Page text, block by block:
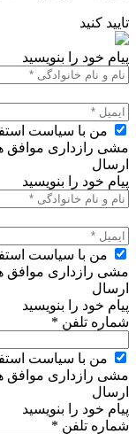
تایید کنید
پیام خود را بنویسید
من با سیاست
مشی رازداری موافق
ارسال
پیام خود را بنویسید
من با سیاست
مشی رازداری موافق
ارسال
پیام خود را بنویسید
شماره تلفن *
من با سیاست
مشی رازداری موافق
ارسال
پیام خود را بنویسید
شماره تلفن *